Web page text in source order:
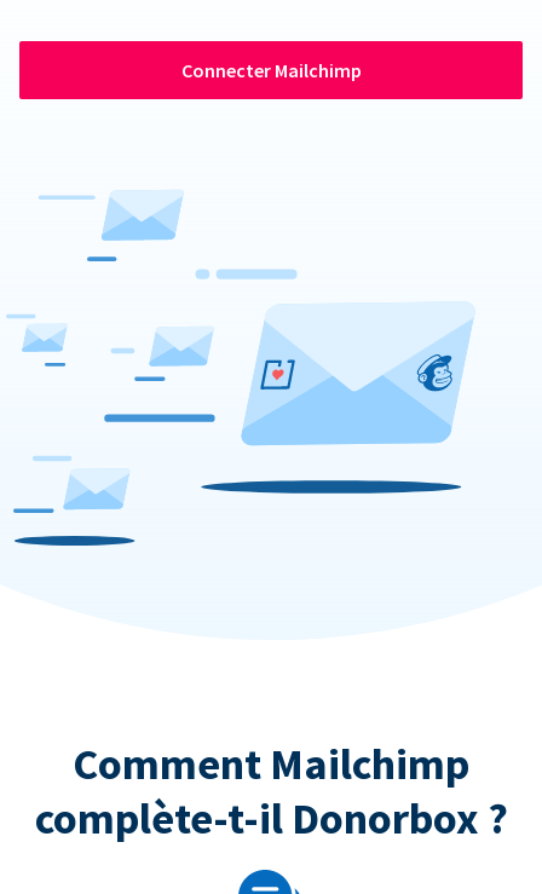
Connecter Mailchimp
Comment Mailchimp
complète-t-il Donorbox ?